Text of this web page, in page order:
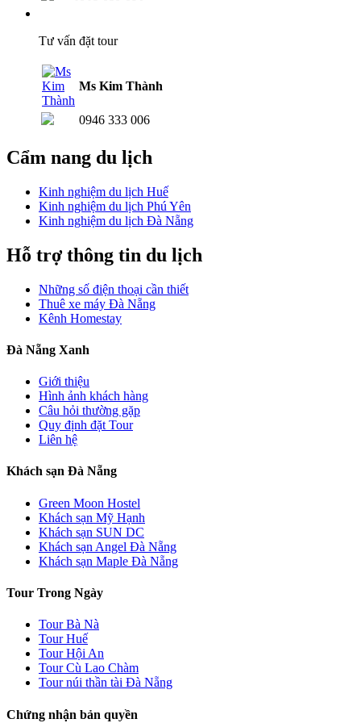
Tư vấn đặt tour
Ms Kim Thành
0946 333 006
Cẩm nang du lịch
Kinh nghiệm du lịch Huế
Kinh nghiệm du lịch Phú Yên
Kinh nghiệm du lịch Đà Nẵng
Hỗ trợ thông tin du lịch
Những số điện thoại cần thiết
Thuê xe máy Đà Nẵng
Kênh Homestay
Đà Nẵng Xanh
Giới thiệu
Hình ảnh khách hàng
Câu hỏi thường gặp
Quy định đặt Tour
Liên hệ
Khách sạn Đà Nẵng
Green Moon Hostel
Khách sạn Mỹ Hạnh
Khách sạn SUN DC
Khách sạn Angel Đà Nẵng
Khách sạn Maple Đà Nẵng
Tour Trong Ngày
Tour Bà Nà
Tour Huế
Tour Hội An
Tour Cù Lao Chàm
Tour núi thần tài Đà Nẵng
Chứng nhận bản quyền